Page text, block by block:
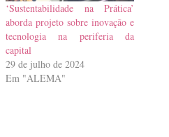
‘Sustentabilidade na Prática’
aborda projeto sobre inovação e
tecnologia na periferia da
capital
29 de julho de 2024
Em "ALEMA"